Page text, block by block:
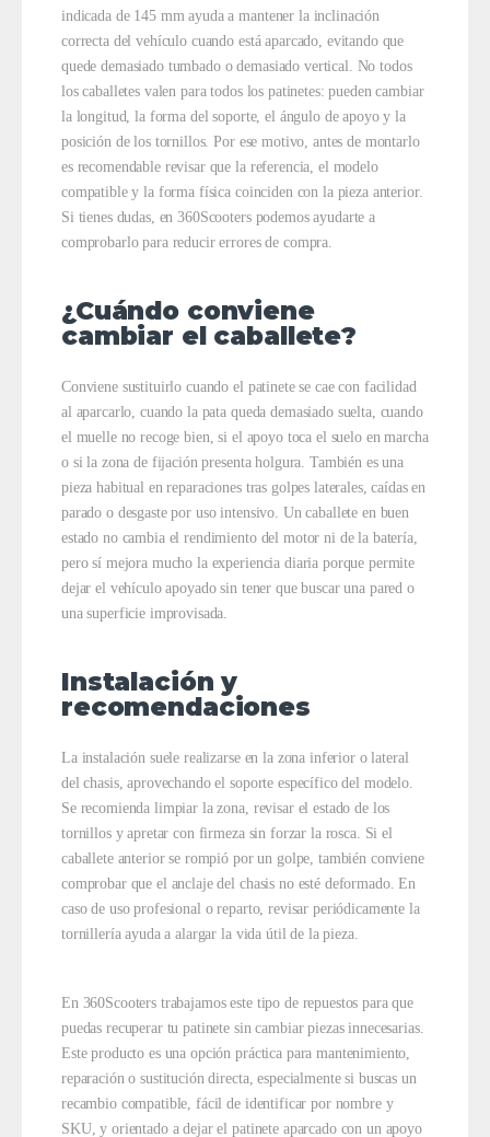
indicada de 145 mm ayuda a mantener la inclinación
correcta del vehículo cuando está aparcado, evitando que
quede demasiado tumbado o demasiado vertical. No todos
los caballetes valen para todos los patinetes: pueden cambiar
la longitud, la forma del soporte, el ángulo de apoyo y la
posición de los tornillos. Por ese motivo, antes de montarlo
es recomendable revisar que la referencia, el modelo
compatible y la forma física coinciden con la pieza anterior.
Si tienes dudas, en 360Scooters podemos ayudarte a
comprobarlo para reducir errores de compra.
¿Cuándo conviene
cambiar el caballete?
Conviene sustituirlo cuando el patinete se cae con facilidad
al aparcarlo, cuando la pata queda demasiado suelta, cuando
el muelle no recoge bien, si el apoyo toca el suelo en marcha
o si la zona de fijación presenta holgura. También es una
pieza habitual en reparaciones tras golpes laterales, caídas en
parado o desgaste por uso intensivo. Un caballete en buen
estado no cambia el rendimiento del motor ni de la batería,
pero sí mejora mucho la experiencia diaria porque permite
dejar el vehículo apoyado sin tener que buscar una pared o
una superficie improvisada.
Instalación y
recomendaciones
La instalación suele realizarse en la zona inferior o lateral
del chasis, aprovechando el soporte específico del modelo.
Se recomienda limpiar la zona, revisar el estado de los
tornillos y apretar con firmeza sin forzar la rosca. Si el
caballete anterior se rompió por un golpe, también conviene
comprobar que el anclaje del chasis no esté deformado. En
caso de uso profesional o reparto, revisar periódicamente la
tornillería ayuda a alargar la vida útil de la pieza.
En 360Scooters trabajamos este tipo de repuestos para que
puedas recuperar tu patinete sin cambiar piezas innecesarias.
Este producto es una opción práctica para mantenimiento,
reparación o sustitución directa, especialmente si buscas un
recambio compatible, fácil de identificar por nombre y
SKU, y orientado a dejar el patinete aparcado con un apoyo